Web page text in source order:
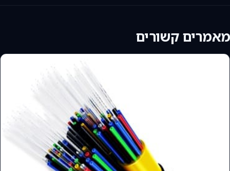
מאמרים קשורים